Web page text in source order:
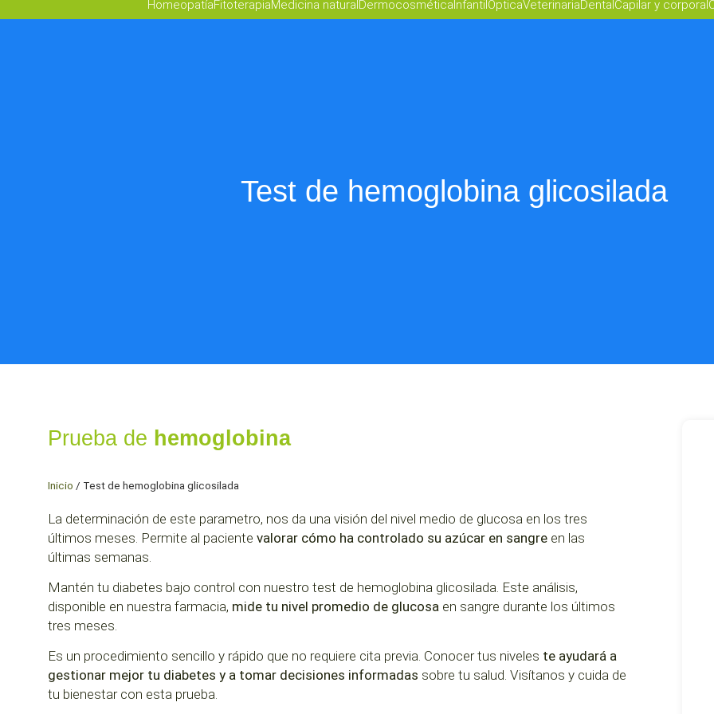
HomeopatíaFitoterapiaMedicina naturalDermocosméticaInfantilÓpticaVeterinariaDentalCapilar y corporal
Test de hemoglobina glicosilada
Prueba de hemoglobina
Inicio / Test de hemoglobina glicosilada
La determinación de este parametro, nos da una visión del nivel medio de glucosa en los tres
últimos meses. Permite al paciente valorar cómo ha controlado su azúcar en sangre en las
últimas semanas.
Mantén tu diabetes bajo control con nuestro test de hemoglobina glicosilada. Este análisis,
disponible en nuestra farmacia, mide tu nivel promedio de glucosa en sangre durante los últimos
tres meses.
Es un procedimiento sencillo y rápido que no requiere cita previa. Conocer tus niveles te ayudará a
gestionar mejor tu diabetes y a tomar decisiones informadas sobre tu salud. Visítanos y cuida de
tu bienestar con esta prueba.